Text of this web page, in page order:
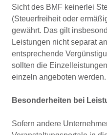
Sicht des BMF keinerlei
(Steuerfreiheit oder
gewährt. Das gilt
Leistungen nicht separat
entsprechende
sollten die
einzeln angeboten werden.
Besonderheiten bei
Sofern andere